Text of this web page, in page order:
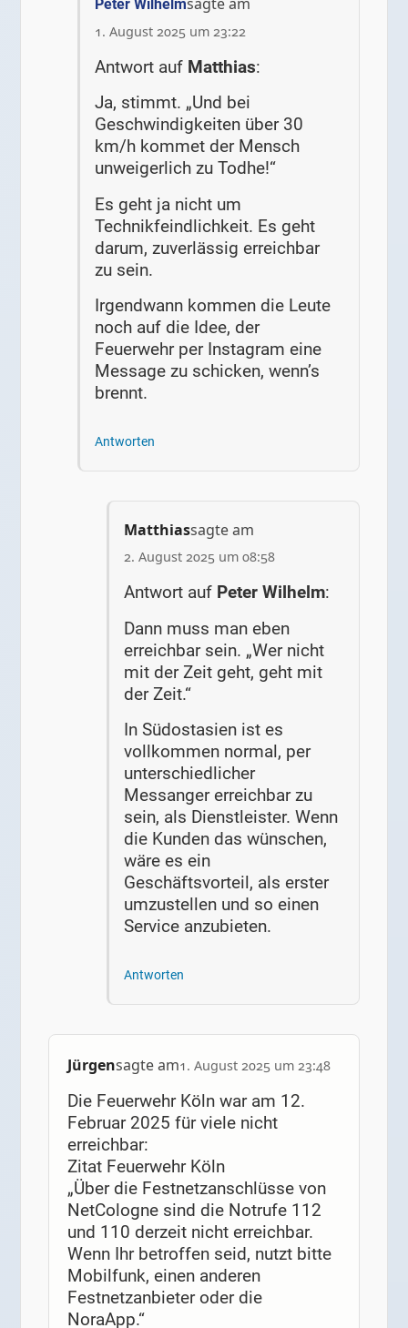
Peter Wilhelm
1. August 2025 um 23:22
Antwort auf Matthias:
Ja, stimmt. „Und bei
Geschwindigkeiten über 30
km/h kommet der Mensch
unweigerlich zu Todhe!“
Es geht ja nicht um
Technikfeindlichkeit. Es geht
darum, zuverlässig erreichbar
zu sein.
Irgendwann kommen die Leute
noch auf die Idee, der
Feuerwehr per Instagram eine
Message zu schicken, wenn’s
brennt.
Antworten
Matthiassagte am
2. August 2025 um 08:58
Antwort auf Peter Wilhelm:
Dann muss man eben
erreichbar sein. „Wer nicht
mit der Zeit geht, geht mit
der Zeit.“
In Südostasien ist es
vollkommen normal, per
unterschiedlicher
Messanger erreichbar zu
sein, als Dienstleister. Wenn
die Kunden das wünschen,
wäre es ein
Geschäftsvorteil, als erster
umzustellen und so einen
Service anzubieten.
Antworten
Jürgensagte am1. August 2025 um 23:48
Die Feuerwehr Köln war am 12.
Februar 2025 für viele nicht
erreichbar:
Zitat Feuerwehr Köln
„Über die Festnetzanschlüsse von
NetCologne sind die Notrufe 112
und 110 derzeit nicht erreichbar.
Wenn Ihr betroffen seid, nutzt bitte
Mobilfunk, einen anderen
Festnetzanbieter oder die
NoraApp.“